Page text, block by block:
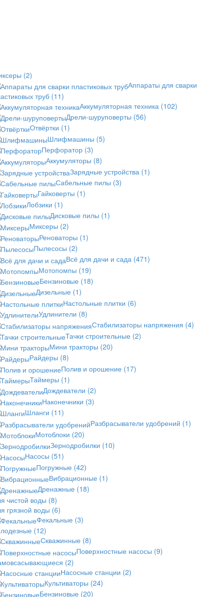
(2)
Аппараты для сварки
труб (11)
Аккумуляторная техника (102)
Дрели-шуруповерты (56)
Отвёртки (1)
Шлифмашины (5)
Перфоратор (3)
Аккумуляторы (8)
Зарядные устройства (1)
Сабельные пилы (3)
Гайковерты (1)
Лобзики (1)
Дисковые пилы (1)
Миксеры (2)
Реноваторы (1)
Пылесосы (2)
Всё для дачи и сада (471)
Мотопомпы (19)
Бензиновые (18)
Дизельные (1)
Настольные плитки (6)
Удлинители (8)
Стабилизаторы напряжения (4)
Тачки строительные (2)
Мини тракторы (20)
Райдеры (8)
Полив и орошение (17)
Таймеры (1)
Дождеватели (2)
Наконечники (3)
Шланги (11)
Разбрасыватели удобрений (1)
Мотоблоки (20)
Зернодробилки (10)
Насосы (51)
Погружные (42)
Вибрационные (1)
Дренажные (18)
чистой воды (8)
грязной воды (6)
Фекальные (3)
(12)
Скважинные (8)
Поверхностные насосы (9)
(2)
Насосные станции (2)
Культиваторы (24)
Бензиновые (20)